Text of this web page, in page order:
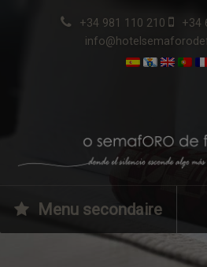
+34 981 110 210
+34
Menu secondaire